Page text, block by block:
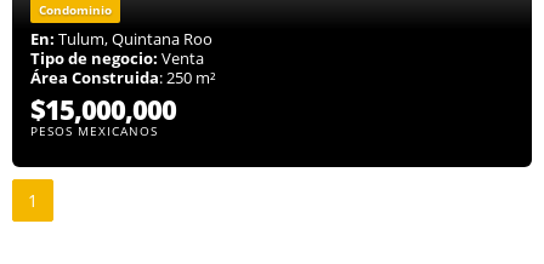
Condominio
En: Tulum, Quintana Roo
Tipo de negocio: Venta
Área Construida: 250 m²
$15,000,000
PESOS MEXICANOS
1